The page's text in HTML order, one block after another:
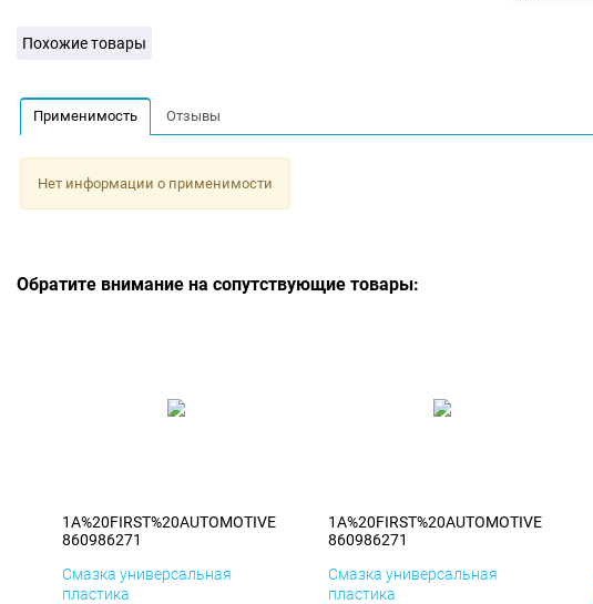
Похожие товары
Применимость Отзывы
Нет информации о применимости
Обратите внимание на сопутствующие товары:
1A%20FIRST%20AUTOMOTIVE
860986271
Смазка универсальная
пластика
1A%20FIRST%20AUTOMOTIVE
860986271
Смазка универсальная
пластика